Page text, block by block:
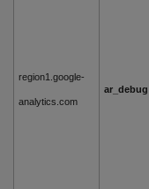
region1.google-
analytics.com
ar_debug